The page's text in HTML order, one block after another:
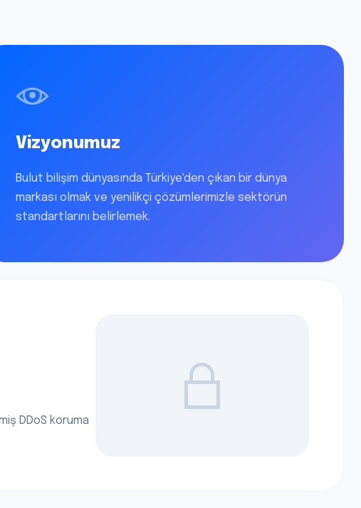
Vizyonumuz
Bulut bilişim dünyasında Türkiye'den çıkan bir dünya
markası olmak ve yenilikçi çözümlerimizle sektörün
standartlarını belirlemek.
DDoS koruma